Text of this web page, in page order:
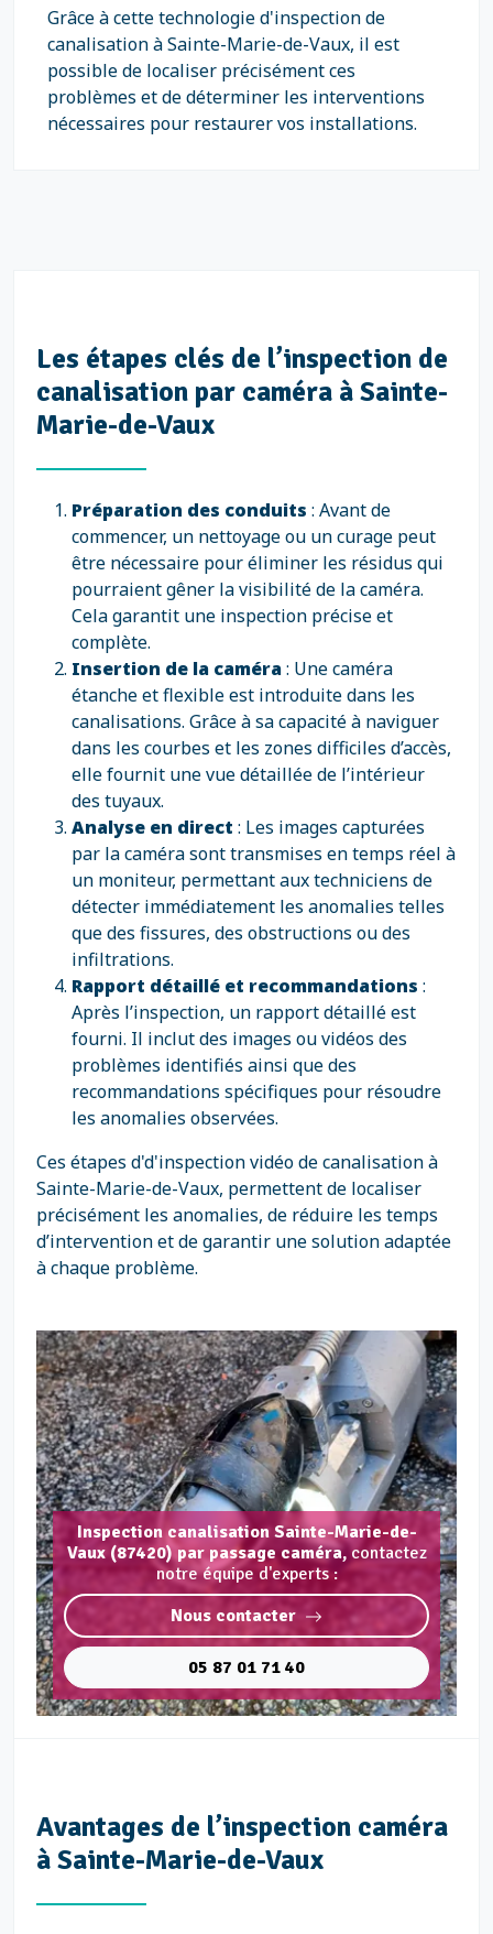
Grâce à cette technologie d'inspection de
canalisation à Sainte-Marie-de-Vaux, il est
possible de localiser précisément ces
problèmes et de déterminer les interventions
nécessaires pour restaurer vos installations.
Les étapes clés de l’inspection de
canalisation par caméra à Sainte-
Marie-de-Vaux
Préparation des conduits : Avant de
commencer, un nettoyage ou un curage peut
être nécessaire pour éliminer les résidus qui
pourraient gêner la visibilité de la caméra.
Cela garantit une inspection précise et
complète.
Insertion de la caméra: Une caméra
étanche et flexible est introduite dans les
canalisations. Grâce à sa capacité à naviguer
dans les courbes et les zones difficiles d’accès,
elle fournit une vue détaillée de l’intérieur
des tuyaux.
Analyse en direct : Les images capturées
par la caméra sont transmises en temps réel à
un moniteur, permettant aux techniciens de
détecter immédiatement les anomalies telles
que des fissures, des obstructions ou des
infiltrations.
Rapport détaillé et recommandations :
Après l’inspection, un rapport détaillé est
fourni. Il inclut des images ou vidéos des
problèmes identifiés ainsi que des
recommandations spécifiques pour résoudre
les anomalies observées.
Ces étapes d'd'inspection vidéo de canalisation à
Sainte-Marie-de-Vaux, permettent de localiser
précisément les anomalies, de réduire les temps
d’intervention et de garantir une solution adaptée
à chaque problème.
Inspection canalisation Sainte-Marie-de-
Vaux (87420) par passage caméra, contactez
notre équipe d'experts :
Nous contacter
05 87 01 71 40
Avantages de l’inspection caméra
à Sainte-Marie-de-Vaux